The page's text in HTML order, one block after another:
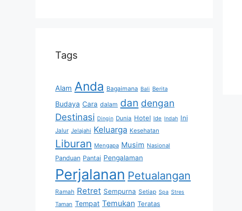
Tags
Alam Anda Bagaimana Bali Berita
Budaya Cara dalam dan dengan
Destinasi Dingin Dunia Hotel Ide Indah Ini
Jalur Jelajahi Keluarga Kesehatan
Liburan Mengapa Musim Nasional
Panduan Pantai Pengalaman
Perjalanan Petualangan
Ramah Retret Sempurna Setiap Spa Stres
Taman Tempat Temukan Teratas